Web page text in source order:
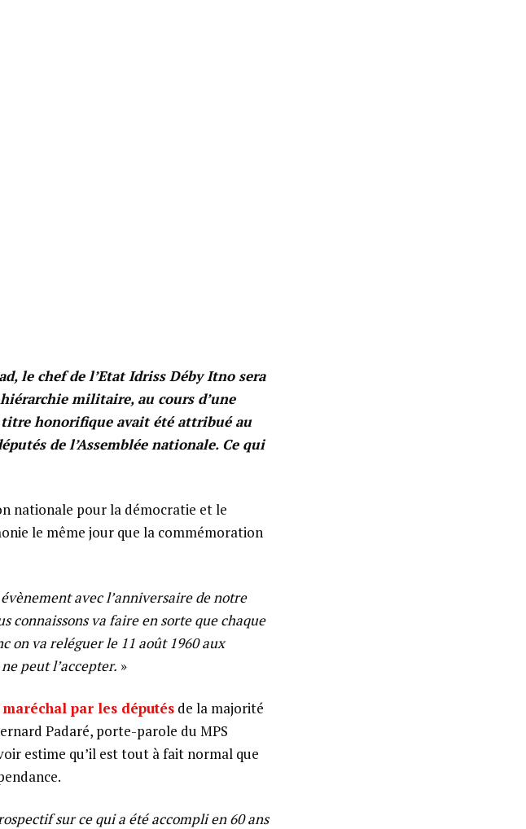
le chef de l’Etat Idriss Déby Itno sera
militaire, au cours d’une
titre honorifique avait été attribué au
de l’Assemblée nationale. Ce qui
nationale pour la démocratie et le
le même jour que la commémoration
avec l’anniversaire de notre
connaissons va faire en sorte que chaque
on va reléguer le 11 août 1960 aux
peut l’accepter. »
par les députés de la majorité
Padaré, porte-parole du MPS
estime qu’il est tout à fait normal que
sur ce qui a été accompli en 60 ans